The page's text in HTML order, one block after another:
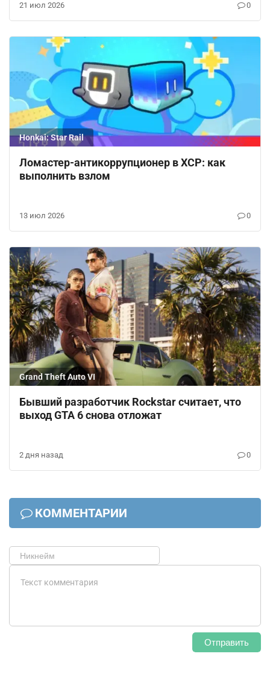
21 июл 2026 0
Honkai: Star Rail
Ломастер-антикоррупционер в ХСР: как
выполнить взлом
13 июл 2026 0
Grand Theft Auto VI
Бывший разработчик Rockstar считает, что
выход GTA 6 снова отложат
2 дня назад 0
КОММЕНТАРИИ
Отправить